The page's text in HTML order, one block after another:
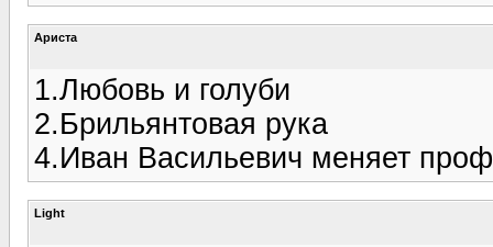
Ариста
1.Любовь и голуби
2.Брильянтовая рука
4.Иван Васильевич меняет
Light